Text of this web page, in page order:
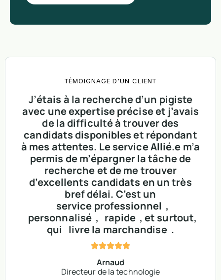
TÉMOIGNAGE D'UN CLIENT
J’étais à la recherche d’un pigiste
avec une expertise précise et j’avais
de la difficulté à trouver des
candidats disponibles et répondant
à mes attentes. Le service Allié.e m’a
permis de m’épargner la tâche de
recherche et de me trouver
d’excellents candidats en un très
bref délai. C’est un
service professionnel ,
personnalisé , rapide , et surtout,
qui livre la marchandise .
Arnaud
Directeur de la technologie